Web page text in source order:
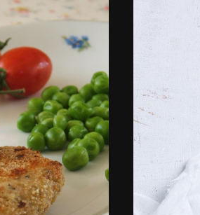
סטיילס,
שלטי
חוצות,
אריזה,
צילומי
וידאו,
פרסומות,
מדיה
דיגיטלית
ועוד.